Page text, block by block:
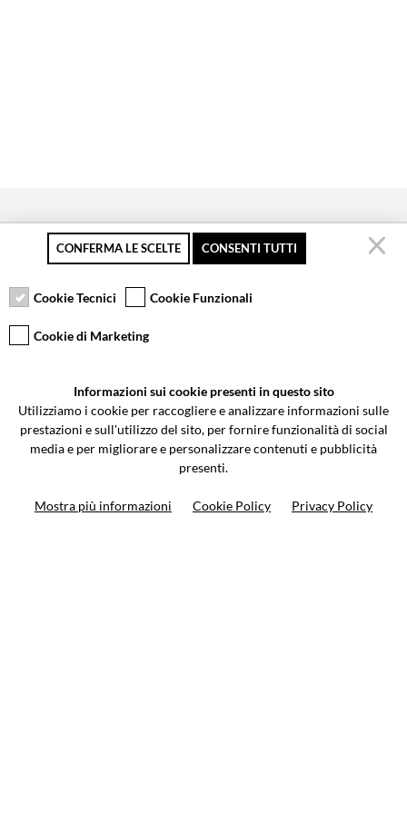
Pagamento sicuro
Resi gratuiti fino a 30
Servizio clienti
Via Galileo Galilei 5 | Verano Brianza (MB) 20843 | ITALY
0362-805407-info@valtermoto.com
CONFERMA LE SCELTE CONSENTI TUTTI
Cookie Tecnici Cookie Funzionali
Cookie di Marketing
Informazioni sui cookie presenti in questo sito
Utilizziamo i cookie per raccogliere e analizzare informazioni sulle
prestazioni e sull'utilizzo del sito, per fornire funzionalità di social
media e per migliorare e personalizzare contenuti e pubblicità
presenti.
Mostra più informazioni Cookie Policy Privacy Policy